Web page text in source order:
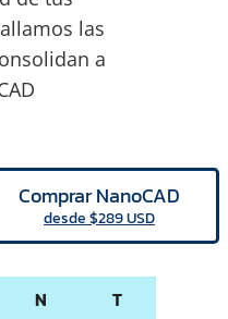
las
a
Comprar NanoCAD
desde $289 USD
N
T